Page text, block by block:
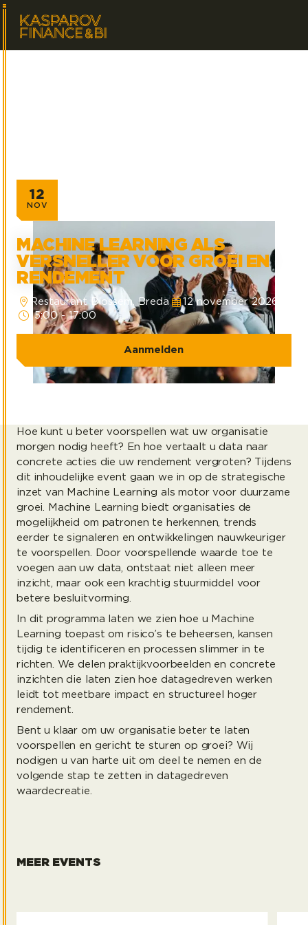
12
NOV
MACHINE LEARNING ALS
VERSNELLER VOOR GROEI EN
RENDEMENT
Restaurant Blossem, Breda
12 november 2026
15:00 - 17:00
Aanmelden
Hoe kunt u beter voorspellen wat uw organisatie
morgen nodig heeft? En hoe vertaalt u data naar
concrete acties die uw rendement vergroten? Tijdens
dit inhoudelijke event gaan we in op de strategische
inzet van Machine Learning als motor voor duurzame
groei. Machine Learning biedt organisaties de
mogelijkheid om patronen te herkennen, trends
eerder te signaleren en ontwikkelingen nauwkeuriger
te voorspellen. Door voorspellende waarde toe te
voegen aan uw data, ontstaat niet alleen meer
inzicht, maar ook een krachtig stuurmiddel voor
betere besluitvorming.
In dit programma laten we zien hoe u Machine
Learning toepast om risico’s te beheersen, kansen
tijdig te identificeren en processen slimmer in te
richten. We delen praktijkvoorbeelden en concrete
inzichten die laten zien hoe datagedreven werken
leidt tot meetbare impact en structureel hoger
rendement.
Bent u klaar om uw organisatie beter te laten
voorspellen en gericht te sturen op groei? Wij
nodigen u van harte uit om deel te nemen en de
volgende stap te zetten in datagedreven
waardecreatie.
MEER EVENTS